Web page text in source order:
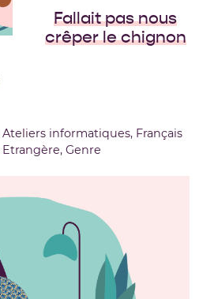
Fallait pas nous
crêper le chignon
Ateliers informatiques, Français
,Genre